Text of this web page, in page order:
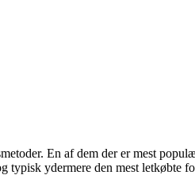
En af dem der er mest
typisk ydermere den mest